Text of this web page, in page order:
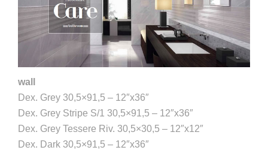
wall
Dex. Grey 30,5×91,5 – 12″x36″
Dex. Grey Stripe S/1 30,5×91,5 – 12″x36″
Dex. Grey Tessere Riv. 30,5×30,5 – 12″x12″
Dex. Dark 30,5×91,5 – 12″x36″